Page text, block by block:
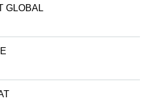
GLOBAL